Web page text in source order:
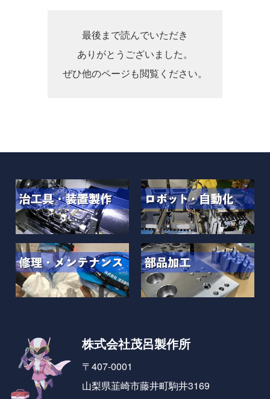
最後まで読んでいただき
ありがとうございました。
ぜひ他のページも閲覧ください。
株式会社茂呂製作所
〒407-0001
山梨県韮崎市藤井町駒井3169